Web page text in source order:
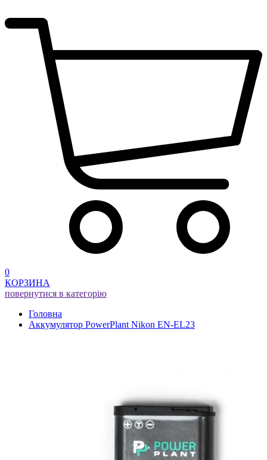
0
КОРЗИНА
повернутися в категорію
Головна
Аккумулятор PowerPlant Nikon EN-EL23